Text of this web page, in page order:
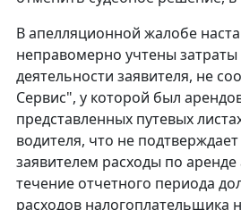
В апелляционной жалобе
неправомерно учтены
деятельности заявителя, не
Сервис", у которой был
представленных путевых
водителя, что не
заявителем расходы по
течение отчетного периода
расходов налогоплательщика